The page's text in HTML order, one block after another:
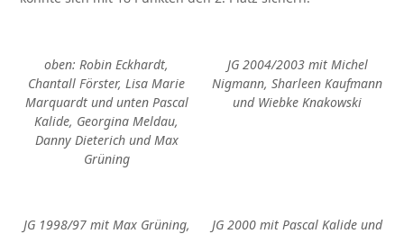
oben: Robin Eckhardt,
Chantall Förster, Lisa Marie
Marquardt und unten Pascal
Kalide, Georgina Meldau,
Danny Dieterich und Max
Grüning
JG 2004/2003 mit Michel
Nigmann, Sharleen Kaufmann
und Wiebke Knakowski
JG 1998/97 mit Max Grüning,
JG 2000 mit Pascal Kalide und